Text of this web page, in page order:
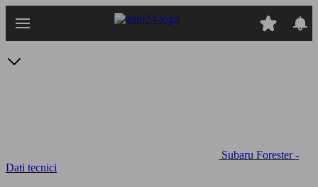
Subaru Forester -
Dati tecnici